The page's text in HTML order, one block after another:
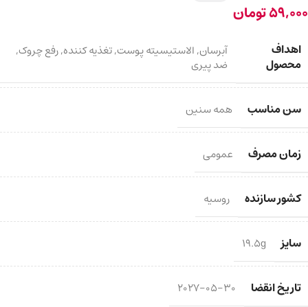
59,000تومان
اهداف
محصول
آبرسان,الاستیسیته پوست,تغذیه کننده,رفع چروک,
ضد پیری
سن مناسب همه سنین
زمان مصرف عمومی
کشور سازنده روسیه
سایز 19.5g
تاریخ انقضا 2027-05-30